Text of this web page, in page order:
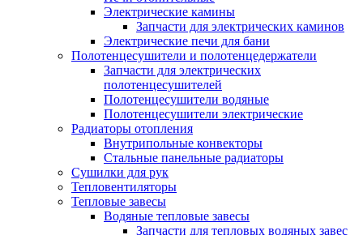
Электрические камины
Запчасти для электрических каминов
Электрические печи для бани
Полотенцесушители и полотенцедержатели
Запчасти для электрических
полотенцесушителей
Полотенцесушители водяные
Полотенцесушители электрические
Радиаторы отопления
Внутрипольные конвекторы
Стальные панельные радиаторы
Сушилки для рук
Тепловентиляторы
Тепловые завесы
Водяные тепловые завесы
Запчасти для тепловых водяных завес